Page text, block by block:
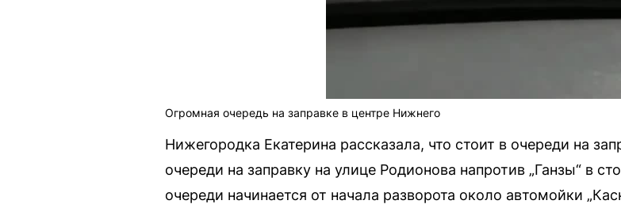
Огромная очередь на заправке в центре Нижнего
Нижегородка Екатерина рассказала, что стоит в очереди на
очереди на заправку на улице Родионова напротив „Ганзы“ в
очереди начинается от начала разворота около автомойки